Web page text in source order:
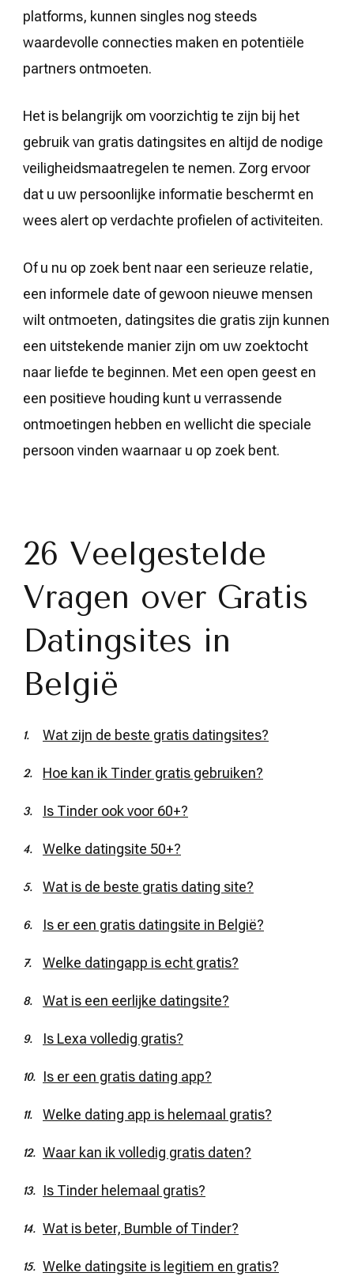
platforms, kunnen singles nog steeds
waardevolle connecties maken en potentiële
partners ontmoeten.
Het is belangrijk om voorzichtig te zijn bij het
gebruik van gratis datingsites en altijd de nodige
veiligheidsmaatregelen te nemen. Zorg ervoor
dat u uw persoonlijke informatie beschermt en
wees alert op verdachte profielen of activiteiten.
Of u nu op zoek bent naar een serieuze relatie,
een informele date of gewoon nieuwe mensen
wilt ontmoeten, datingsites die gratis zijn kunnen
een uitstekende manier zijn om uw zoektocht
naar liefde te beginnen. Met een open geest en
een positieve houding kunt u verrassende
ontmoetingen hebben en wellicht die speciale
persoon vinden waarnaar u op zoek bent.
26 Veelgestelde
Vragen over Gratis
Datingsites in
België
Wat zijn de beste gratis datingsites?
Hoe kan ik Tinder gratis gebruiken?
Is Tinder ook voor 60+?
Welke datingsite 50+?
Wat is de beste gratis dating site?
Is er een gratis datingsite in België?
Welke datingapp is echt gratis?
Wat is een eerlijke datingsite?
Is Lexa volledig gratis?
Is er een gratis dating app?
Welke dating app is helemaal gratis?
Waar kan ik volledig gratis daten?
Is Tinder helemaal gratis?
Wat is beter, Bumble of Tinder?
Welke datingsite is legitiem en gratis?